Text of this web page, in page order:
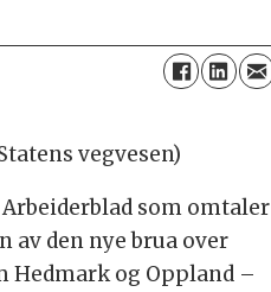
vegvesen)
som omtaler
av den nye brua over
Hedmark og Oppland –